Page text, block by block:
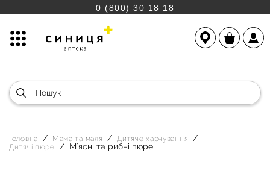
0 (800) 30 18 18
Головна Мама та маля
Дитяче харчування
Дитячі пюре
М`ясні та рибні пюре